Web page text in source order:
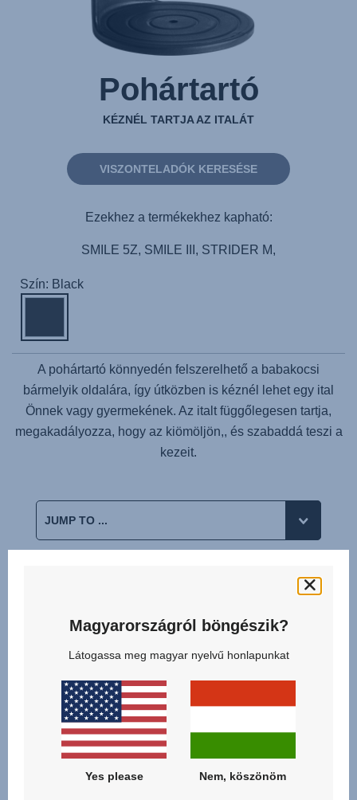
Pohártartó
KÉZNÉL TARTJA AZ ITALÁT
VISZONTELADÓK KERESÉSE
Ezekhez a termékekhez kapható:
SMILE 5Z, SMILE III, STRIDER M,
Szín: Black
A pohártartó könnyedén felszerelhető a babakocsi
bármelyik oldalára, így útközben is kéznél lehet egy ital
Önnek vagy gyermekének. Az italt függőlegesen tartja,
megakadályozza, hogy az kiömöljön,, és szabaddá teszi a
kezeit.
Magyarországról böngészik?
Látogassa meg magyar nyelvű honlapunkat
Yes please Nem, köszönöm